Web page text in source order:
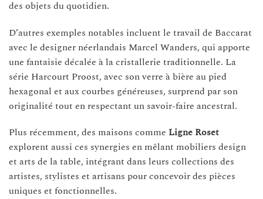
des objets du quotidien.
D’autres exemples notables incluent le travail de Baccarat
avec le designer néerlandais Marcel Wanders, qui apporte
une fantaisie décalée à la cristallerie traditionnelle. La
série Harcourt Proost, avec son verre à bière au pied
hexagonal et aux courbes généreuses, surprend par son
originalité tout en respectant un savoir-faire ancestral.
Plus récemment, des maisons comme Ligne Roset
explorent aussi ces synergies en mêlant mobiliers design
et arts de la table, intégrant dans leurs collections des
artistes, stylistes et artisans pour concevoir des pièces
uniques et fonctionnelles.